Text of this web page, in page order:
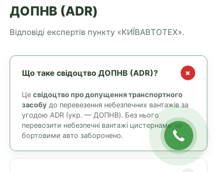
ДОПНВ (ADR)
Відповіді експертів пункту «КИЇВАВТОТЕХ».
Що таке свідоцтво ДОПНВ (ADR)? +
Це свідоцтво про допущення транспортного
засобу до перевезення небезпечних вантажів за
угодою ADR (укр. — ДОПНВ). Без нього
перевозити небезпечні вантажі цистернами чи
бортовими авто заборонено.